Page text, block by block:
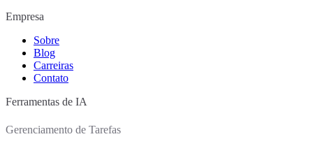
Empresa
Sobre
Blog
Carreiras
Contato
Ferramentas de IA
Gerenciamento de Tarefas